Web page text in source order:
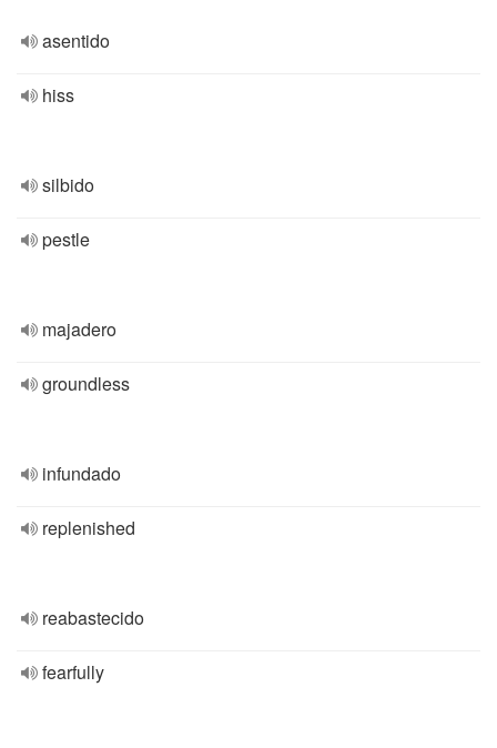
asentido
hiss
silbido
pestle
majadero
groundless
infundado
replenished
reabastecido
fearfully